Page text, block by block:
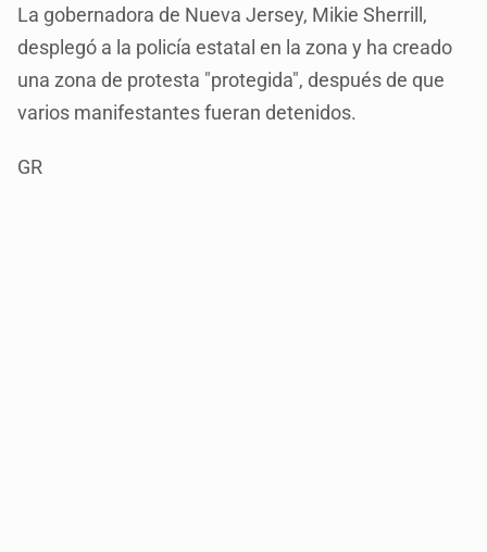
La gobernadora de Nueva Jersey, Mikie Sherrill,
desplegó a la policía estatal en la zona y ha creado
una zona de protesta "protegida", después de que
varios manifestantes fueran detenidos.
GR